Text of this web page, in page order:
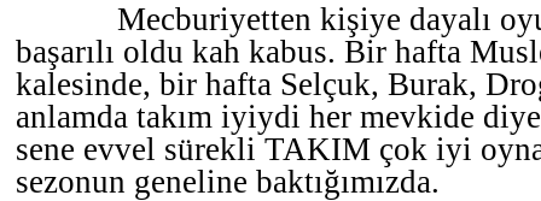
Mecburiyetten kişiye dayalı
başarılı oldu kah kabus. Bir hafta
kalesinde, bir hafta Selçuk, Burak,
anlamda takım iyiydi her mevkide
sene evvel sürekli TAKIM çok iyi
sezonun geneline baktığımızda.